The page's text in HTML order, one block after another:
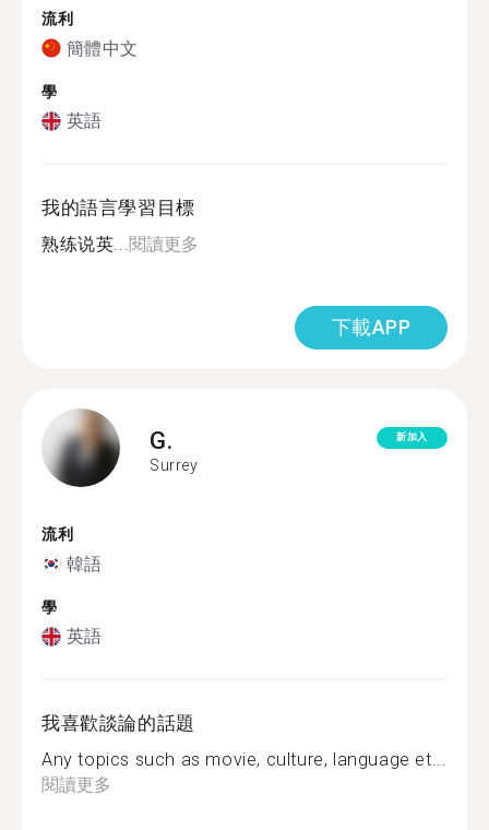
流利
簡體中文
學
英語
我的語言學習目標
熟练说英...閱讀更多
下載APP
G.
Surrey
新加入
流利
韓語
學
英語
我喜歡談論的話題
Any topics such as movie, culture, language et...
閱讀更多